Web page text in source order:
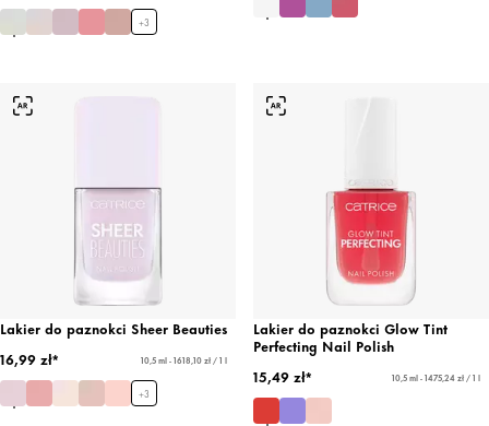
+3
Lakier do paznokci Sheer Beauties
16,99 zł*
10,5 ml - 1618,10 zł / 1 l
+3
Lakier do paznokci Glow Tint
Perfecting Nail Polish
15,49 zł*
10,5 ml - 1475,24 zł / 1 l